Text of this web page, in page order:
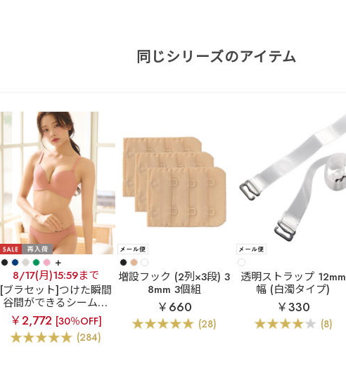
同じシリーズのアイテム
+
8/17(月)15:59まで
[ブラセット]つけた瞬間
谷間ができるシームレ
スブラ
超盛ブラ(R) シ
ームレス ブラジャー&
ショーツ
￥2,772 [30％OFF]
(284)
増設フック (2列×3段) 3
8mm 3個組
￥660
(28)
透明ストラップ 12mm
幅 (白濁タイプ)
￥330
(8)